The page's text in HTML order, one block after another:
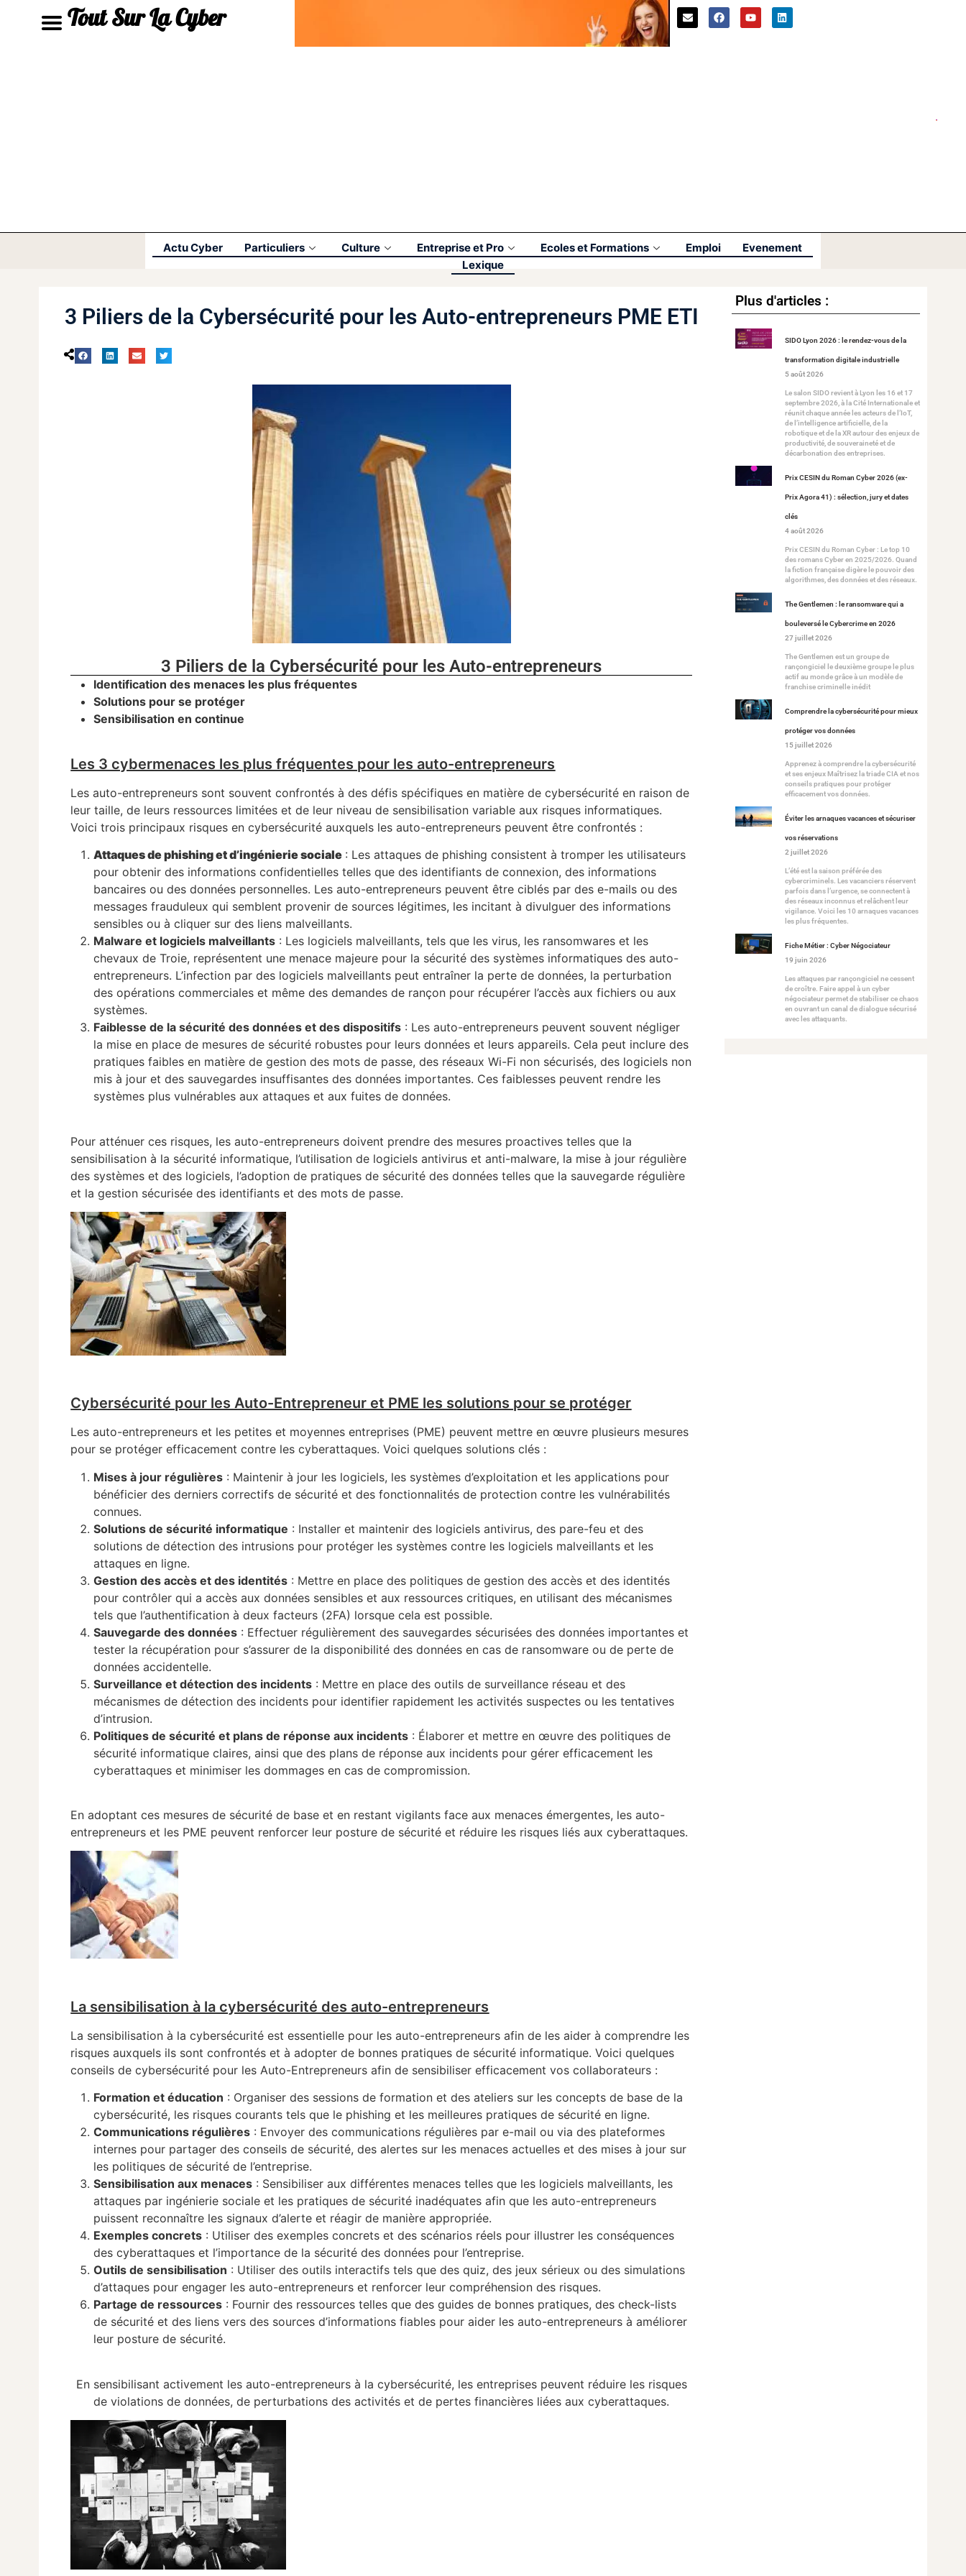
Tout Sur La Cyber
Actu Cyber Particuliers Culture Entreprise et Pro Ecoles et Formations Emploi
Evenement
Lexique
3 Piliers de la Cybersécurité pour les Auto-entrepreneurs PME ETI
3 Piliers de la Cybersécurité pour les Auto-entrepreneurs
Identification des menaces les plus fréquentes
Solutions pour se protéger
Sensibilisation en continue
Les 3 cybermenaces les plus fréquentes pour les auto-entrepreneurs
Les auto-entrepreneurs sont souvent confrontés à des défis spécifiques en matière de cybersécurité en raison de
leur taille, de leurs ressources limitées et de leur niveau de sensibilisation variable aux risques informatiques.
Voici trois principaux risques en cybersécurité auxquels les auto-entrepreneurs peuvent être confrontés :
Attaques de phishing et d’ingénierie sociale : Les attaques de phishing consistent à tromper les utilisateurs
pour obtenir des informations confidentielles telles que des identifiants de connexion, des informations
bancaires ou des données personnelles. Les auto-entrepreneurs peuvent être ciblés par des e-mails ou des
messages frauduleux qui semblent provenir de sources légitimes, les incitant à divulguer des informations
sensibles ou à cliquer sur des liens malveillants.
Malware et logiciels malveillants : Les logiciels malveillants, tels que les virus, les ransomwares et les
chevaux de Troie, représentent une menace majeure pour la sécurité des systèmes informatiques des auto-
entrepreneurs. L’infection par des logiciels malveillants peut entraîner la perte de données, la perturbation
des opérations commerciales et même des demandes de rançon pour récupérer l’accès aux fichiers ou aux
systèmes.
Faiblesse de la sécurité des données et des dispositifs : Les auto-entrepreneurs peuvent souvent négliger
la mise en place de mesures de sécurité robustes pour leurs données et leurs appareils. Cela peut inclure des
pratiques faibles en matière de gestion des mots de passe, des réseaux Wi-Fi non sécurisés, des logiciels non
mis à jour et des sauvegardes insuffisantes des données importantes. Ces faiblesses peuvent rendre les
systèmes plus vulnérables aux attaques et aux fuites de données.
Pour atténuer ces risques, les auto-entrepreneurs doivent prendre des mesures proactives telles que la
sensibilisation à la sécurité informatique, l’utilisation de logiciels antivirus et anti-malware, la mise à jour régulière
des systèmes et des logiciels, l’adoption de pratiques de sécurité des données telles que la sauvegarde régulière
et la gestion sécurisée des identifiants et des mots de passe.
Cybersécurité pour les Auto-Entrepreneur et PME les solutions pour se protéger
Les auto-entrepreneurs et les petites et moyennes entreprises (PME) peuvent mettre en œuvre plusieurs mesures
pour se protéger efficacement contre les cyberattaques. Voici quelques solutions clés :
Mises à jour régulières : Maintenir à jour les logiciels, les systèmes d’exploitation et les applications pour
bénéficier des derniers correctifs de sécurité et des fonctionnalités de protection contre les vulnérabilités
connues.
Solutions de sécurité informatique : Installer et maintenir des logiciels antivirus, des pare-feu et des
solutions de détection des intrusions pour protéger les systèmes contre les logiciels malveillants et les
attaques en ligne.
Gestion des accès et des identités : Mettre en place des politiques de gestion des accès et des identités
pour contrôler qui a accès aux données sensibles et aux ressources critiques, en utilisant des mécanismes
tels que l’authentification à deux facteurs (2FA) lorsque cela est possible.
Sauvegarde des données : Effectuer régulièrement des sauvegardes sécurisées des données importantes et
tester la récupération pour s’assurer de la disponibilité des données en cas de ransomware ou de perte de
données accidentelle.
Surveillance et détection des incidents : Mettre en place des outils de surveillance réseau et des
mécanismes de détection des incidents pour identifier rapidement les activités suspectes ou les tentatives
d’intrusion.
Politiques de sécurité et plans de réponse aux incidents : Élaborer et mettre en œuvre des politiques de
sécurité informatique claires, ainsi que des plans de réponse aux incidents pour gérer efficacement les
cyberattaques et minimiser les dommages en cas de compromission.
En adoptant ces mesures de sécurité de base et en restant vigilants face aux menaces émergentes, les auto-
entrepreneurs et les PME peuvent renforcer leur posture de sécurité et réduire les risques liés aux cyberattaques.
La sensibilisation à la cybersécurité des auto-entrepreneurs
La sensibilisation à la cybersécurité est essentielle pour les auto-entrepreneurs afin de les aider à comprendre les
risques auxquels ils sont confrontés et à adopter de bonnes pratiques de sécurité informatique. Voici quelques
conseils de cybersécurité pour les Auto-Entrepreneurs afin de sensibiliser efficacement vos collaborateurs :
Formation et éducation : Organiser des sessions de formation et des ateliers sur les concepts de base de la
cybersécurité, les risques courants tels que le phishing et les meilleures pratiques de sécurité en ligne.
Communications régulières : Envoyer des communications régulières par e-mail ou via des plateformes
internes pour partager des conseils de sécurité, des alertes sur les menaces actuelles et des mises à jour sur
les politiques de sécurité de l’entreprise.
Sensibilisation aux menaces : Sensibiliser aux différentes menaces telles que les logiciels malveillants, les
attaques par ingénierie sociale et les pratiques de sécurité inadéquates afin que les auto-entrepreneurs
puissent reconnaître les signaux d’alerte et réagir de manière appropriée.
Exemples concrets : Utiliser des exemples concrets et des scénarios réels pour illustrer les conséquences
des cyberattaques et l’importance de la sécurité des données pour l’entreprise.
Outils de sensibilisation : Utiliser des outils interactifs tels que des quiz, des jeux sérieux ou des simulations
d’attaques pour engager les auto-entrepreneurs et renforcer leur compréhension des risques.
Partage de ressources : Fournir des ressources telles que des guides de bonnes pratiques, des check-lists
de sécurité et des liens vers des sources d’informations fiables pour aider les auto-entrepreneurs à améliorer
leur posture de sécurité.
En sensibilisant activement les auto-entrepreneurs à la cybersécurité, les entreprises peuvent réduire les risques
de violations de données, de perturbations des activités et de pertes financières liées aux cyberattaques.
Plus d'articles :
SIDO Lyon 2026 : le rendez-vous de la
transformation digitale industrielle
5 août 2026
Le salon SIDO revient à Lyon les 16 et 17
septembre 2026, à la Cité Internationale et
réunit chaque année les acteurs de l’IoT,
de l’intelligence artificielle, de la
robotique et de la XR autour des enjeux de
productivité, de souveraineté et de
décarbonation des entreprises.
Prix CESIN du Roman Cyber 2026 (ex-
Prix Agora 41) : sélection, jury et dates
clés
4 août 2026
Prix CESIN du Roman Cyber : Le top 10
des romans Cyber en 2025/2026. Quand
la fiction française digère le pouvoir des
algorithmes, des données et des réseaux.
The Gentlemen : le ransomware qui a
bouleversé le Cybercrime en 2026
27 juillet 2026
The Gentlemen est un groupe de
rançongiciel le deuxième groupe le plus
actif au monde grâce à un modèle de
franchise criminelle inédit
Comprendre la cybersécurité pour mieux
protéger vos données
15 juillet 2026
Apprenez à comprendre la cybersécurité
et ses enjeux Maîtrisez la triade CIA et nos
conseils pratiques pour protéger
efficacement vos données.
Éviter les arnaques vacances et sécuriser
vos réservations
2 juillet 2026
L’été est la saison préférée des
cybercriminels. Les vacanciers réservent
parfois dans l’urgence, se connectent à
des réseaux inconnus et relâchent leur
vigilance. Voici les 10 arnaques vacances
les plus fréquentes.
Fiche Métier : Cyber Négociateur
19 juin 2026
Les attaques par rançongiciel ne cessent
de croître. Faire appel à un cyber
négociateur permet de stabiliser ce chaos
en ouvrant un canal de dialogue sécurisé
avec les attaquants.